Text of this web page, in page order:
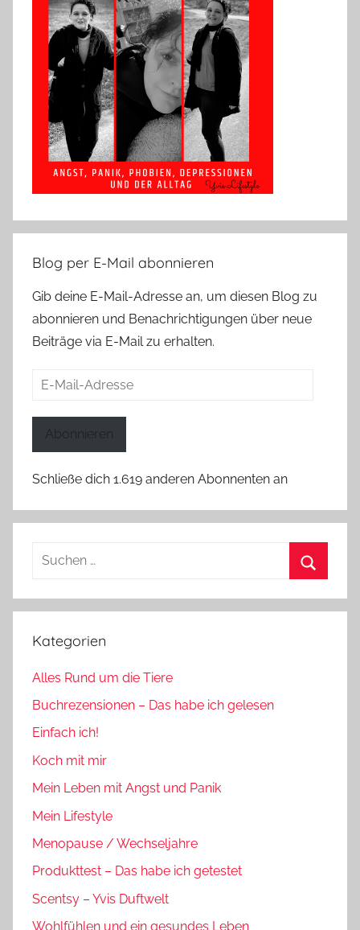
Blog per E-Mail abonnieren
Gib deine E-Mail-Adresse an, um diesen Blog zu
abonnieren und Benachrichtigungen über neue
Beiträge via E-Mail zu erhalten.
E-
Abonnieren
Schließe dich 1.619 anderen Abonnenten an
Suchen
Kategorien
Alles Rund um die Tiere
Buchrezensionen – Das habe ich gelesen
Einfach ich!
Koch mit mir
Mein Leben mit Angst und Panik
Mein Lifestyle
Menopause / Wechseljahre
Produkttest – Das habe ich getestet
Scentsy – Yvis Duftwelt
Wohlfühlen und ein gesundes Leben